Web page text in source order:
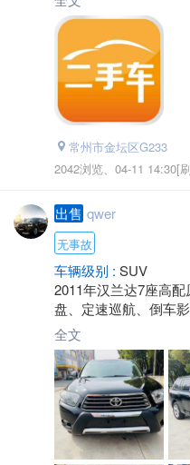
常州市金坛区G233
2042浏览、 04-11 14:30[
出售 qwer
无事故
车辆级别 : SUV
2011年汉兰达7座高
盘、定速巡航、倒车
全文